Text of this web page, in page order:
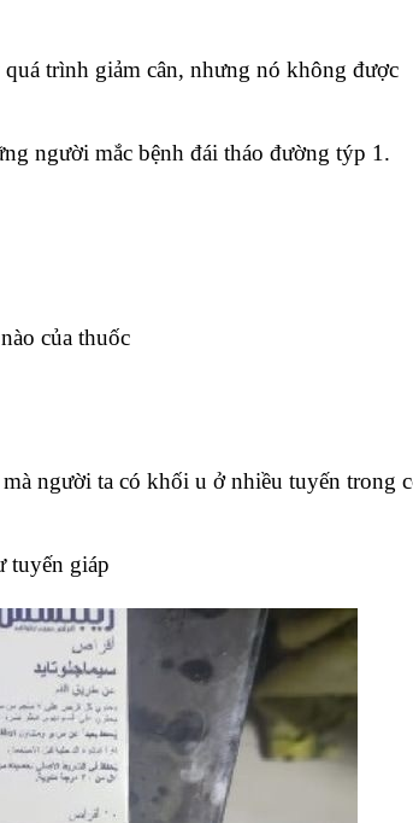
trình giảm cân, nhưng nó không được
người mắc bệnh đái tháo đường týp 1.
của thuốc
người ta có khối u ở nhiều tuyến trong
tuyến giáp